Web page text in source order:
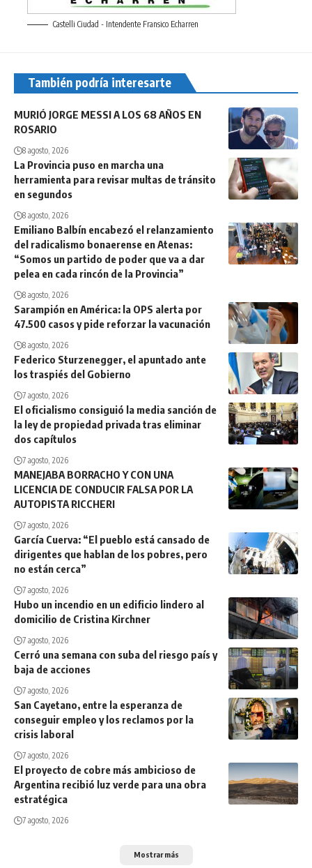
Castelli Ciudad - Intendente Fransico Echarren
También podría interesarte
MURIÓ JORGE MESSI A LOS 68 AÑOS EN
ROSARIO
8 agosto, 2026
La Provincia puso en marcha una
herramienta para revisar multas de tránsito
en segundos
8 agosto, 2026
Emiliano Balbín encabezó el relanzamiento
del radicalismo bonaerense en Atenas:
“Somos un partido de poder que va a dar
pelea en cada rincón de la Provincia”
8 agosto, 2026
Sarampión en América: la OPS alerta por
47.500 casos y pide reforzar la vacunación
8 agosto, 2026
Federico Sturzenegger, el apuntado ante
los traspiés del Gobierno
7 agosto, 2026
El oficialismo consiguió la media sanción de
la ley de propiedad privada tras eliminar
dos capítulos
7 agosto, 2026
MANEJABA BORRACHO Y CON UNA
LICENCIA DE CONDUCIR FALSA POR LA
AUTOPISTA RICCHERI
7 agosto, 2026
García Cuerva: “El pueblo está cansado de
dirigentes que hablan de los pobres, pero
no están cerca”
7 agosto, 2026
Hubo un incendio en un edificio lindero al
domicilio de Cristina Kirchner
7 agosto, 2026
Cerró una semana con suba del riesgo país y
baja de acciones
7 agosto, 2026
San Cayetano, entre la esperanza de
conseguir empleo y los reclamos por la
crisis laboral
7 agosto, 2026
El proyecto de cobre más ambicioso de
Argentina recibió luz verde para una obra
estratégica
7 agosto, 2026
Mostrar más